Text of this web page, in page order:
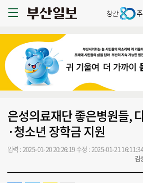
은성의료재단 좋은병원들,
·청소년 장학금 지원
입력 : 2025-01-20 20:26:19수정 : 2025-01-21
김